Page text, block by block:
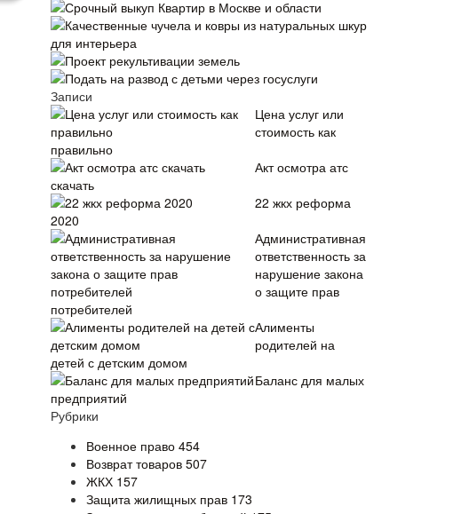
Срочный выкуп Квартир в Москве и области
Качественные чучела и ковры из натуральных шкур
для интерьера
Проект рекультивации земель
Подать на развод с детьми через госуслуги
Записи
Цена услуг или
стоимость как
правильно
Акт осмотра атс
скачать
22 жкх реформа
2020
Административная
ответственность за
нарушение закона
о защите прав
потребителей
Алименты
родителей на
детей с детским домом
Баланс для малых
предприятий
Рубрики
Военное право 454
Возврат товаров 507
ЖКХ 157
Защита жилищных прав 173